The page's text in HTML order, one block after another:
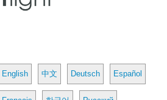
English 中文 Deutsch Español